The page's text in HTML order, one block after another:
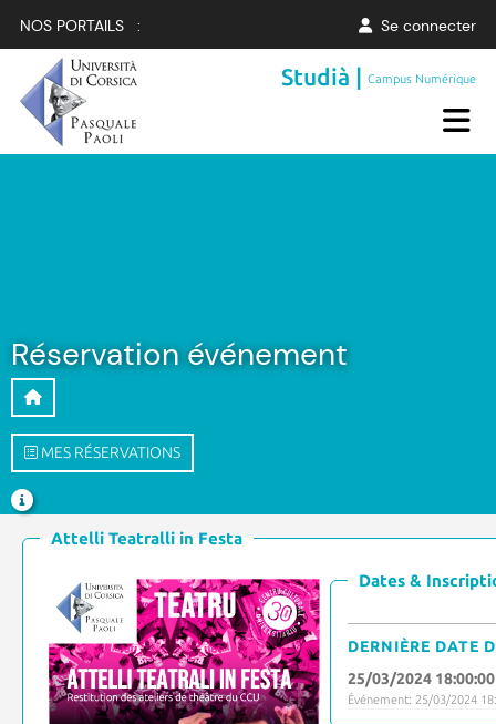
NOS PORTAILS : Se connecter
Studià |Campus Numérique
Réservation événement
MES RÉSERVATIONS
Attelli Teatralli in Festa
Dates &
DERNIÈRE DATE
25/03/2024 18:00:00
Événement: 25/03/2024